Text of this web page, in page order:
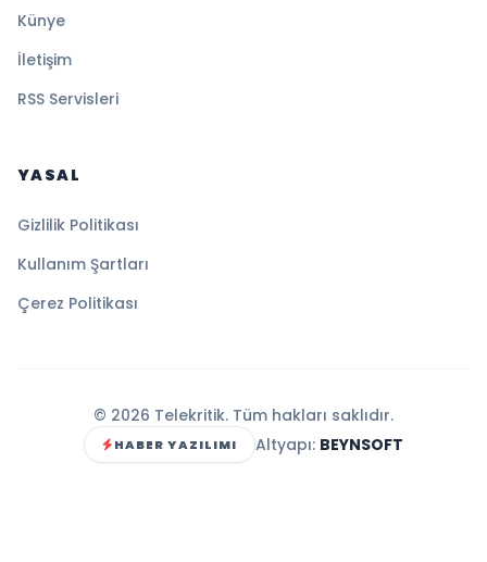
Künye
İletişim
RSS Servisleri
YASAL
Gizlilik Politikası
Kullanım Şartları
Çerez Politikası
© 2026 Telekritik. Tüm hakları saklıdır.
HABER YAZILIMI Altyapı: BEYNSOFT